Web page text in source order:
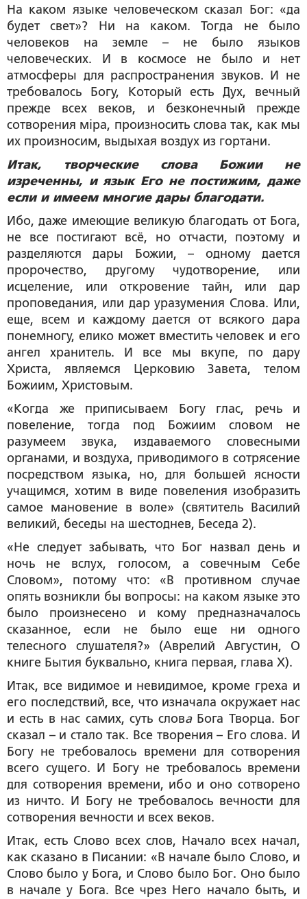
На каком языке человеческом сказал Бог: «да
будет свет»? Ни на каком. Тогда не было
человеков на земле – не было языков
человеческих. И в космосе не было и нет
атмосферы для распространения звуков. И не
требовалось Богу, Который есть Дух, вечный
прежде всех веков, и безконечный прежде
сотворения мiра, произносить слова так, как мы
их произносим, выдыхая воздух из гортани.
Итак, творческие слова Божии не
изреченны, и язык Его не постижим, даже
если и имеем многие дары благодати.
Ибо, даже имеющие великую благодать от Бога,
не все постигают всё, но отчасти, поэтому и
разделяются дары Божии, – одному дается
пророчество, другому чудотворение, или
исцеление, или откровение тайн, или дар
проповедания, или дар уразумения Слова. Или,
еще, всем и каждому дается от всякого дара
понемногу, елико может вместить человек и его
ангел хранитель. И все мы вкупе, по дару
Христа, являемся Церковию Завета, телом
Божиим, Христовым.
«Когда же приписываем Богу глас, речь и
повеление, тогда под Божиим словом не
разумеем звука, издаваемого словесными
органами, и воздуха, приводимого в сотрясение
посредством языка, но, для большей ясности
учащимся, хотим в виде повеления изобразить
самое мановение в воле» (святитель Василий
великий, беседы на шестоднев, Беседа 2).
«Не следует забывать, что Бог назвал день и
ночь не вслух, голосом, а совечным Себе
Словом», потому что: «В противном случае
опять возникли бы вопросы: на каком языке это
было произнесено и кому предназначалось
сказанное, если не было еще ни одного
телесного слушателя?» (Аврелий Августин, О
книге Бытия буквально, книга первая, глава X).
Итак, все видимое и невидимое, кроме греха и
его последствий, все, что изначала окружает нас
и есть в нас самих, суть словаБога Творца. Бог
сказал – и стало так. Все творения – Его слова. И
Богу не требовалось времени для сотворения
всего сущего. И Богу не требовалось времени
для сотворения времени, ибо и оно сотворено
из ничто. И Богу не требовалось вечности для
сотворения вечности и всех веков.
Итак, есть Слово всех слов, Начало всех начал,
как сказано в Писании: «В начале было Слово, и
Слово было у Бога, и Слово было Бог. Оно было
в начале у Бога. Все чрез Него начало быть, и